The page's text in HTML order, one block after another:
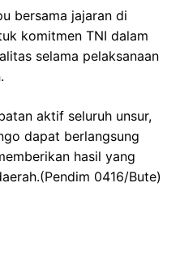
bersama jajaran di
komitmen TNI dalam
selama pelaksanaan
aktif seluruh unsur,
dapat berlangsung
hasil yang
0416/Bute)